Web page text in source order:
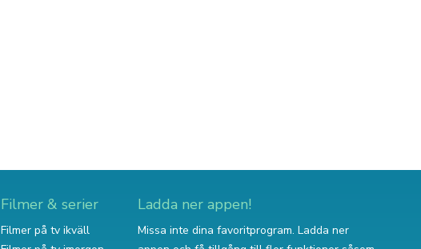
Filmer & serier
Filmer på tv ikväll
Ladda ner appen!
Missa inte dina favoritprogram. Ladda ner